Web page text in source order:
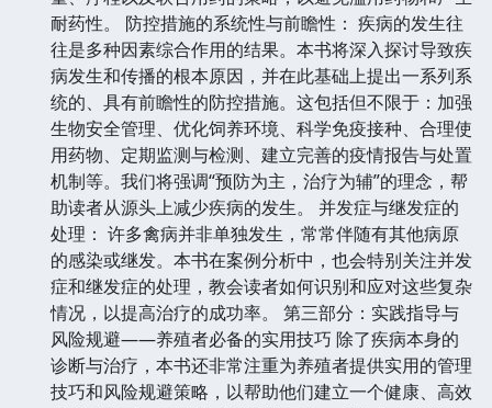
耐药性。 防控措施的系统性与前瞻性： 疾病的发生往
往是多种因素综合作用的结果。本书将深入探讨导致疾
病发生和传播的根本原因，并在此基础上提出一系列系
统的、具有前瞻性的防控措施。这包括但不限于：加强
生物安全管理、优化饲养环境、科学免疫接种、合理使
用药物、定期监测与检测、建立完善的疫情报告与处置
机制等。我们将强调“预防为主，治疗为辅”的理念，帮
助读者从源头上减少疾病的发生。 并发症与继发症的
处理： 许多禽病并非单独发生，常常伴随有其他病原
的感染或继发。本书在案例分析中，也会特别关注并发
症和继发症的处理，教会读者如何识别和应对这些复杂
情况，以提高治疗的成功率。 第三部分：实践指导与
风险规避——养殖者必备的实用技巧 除了疾病本身的
诊断与治疗，本书还非常注重为养殖者提供实用的管理
技巧和风险规避策略，以帮助他们建立一个健康、高效